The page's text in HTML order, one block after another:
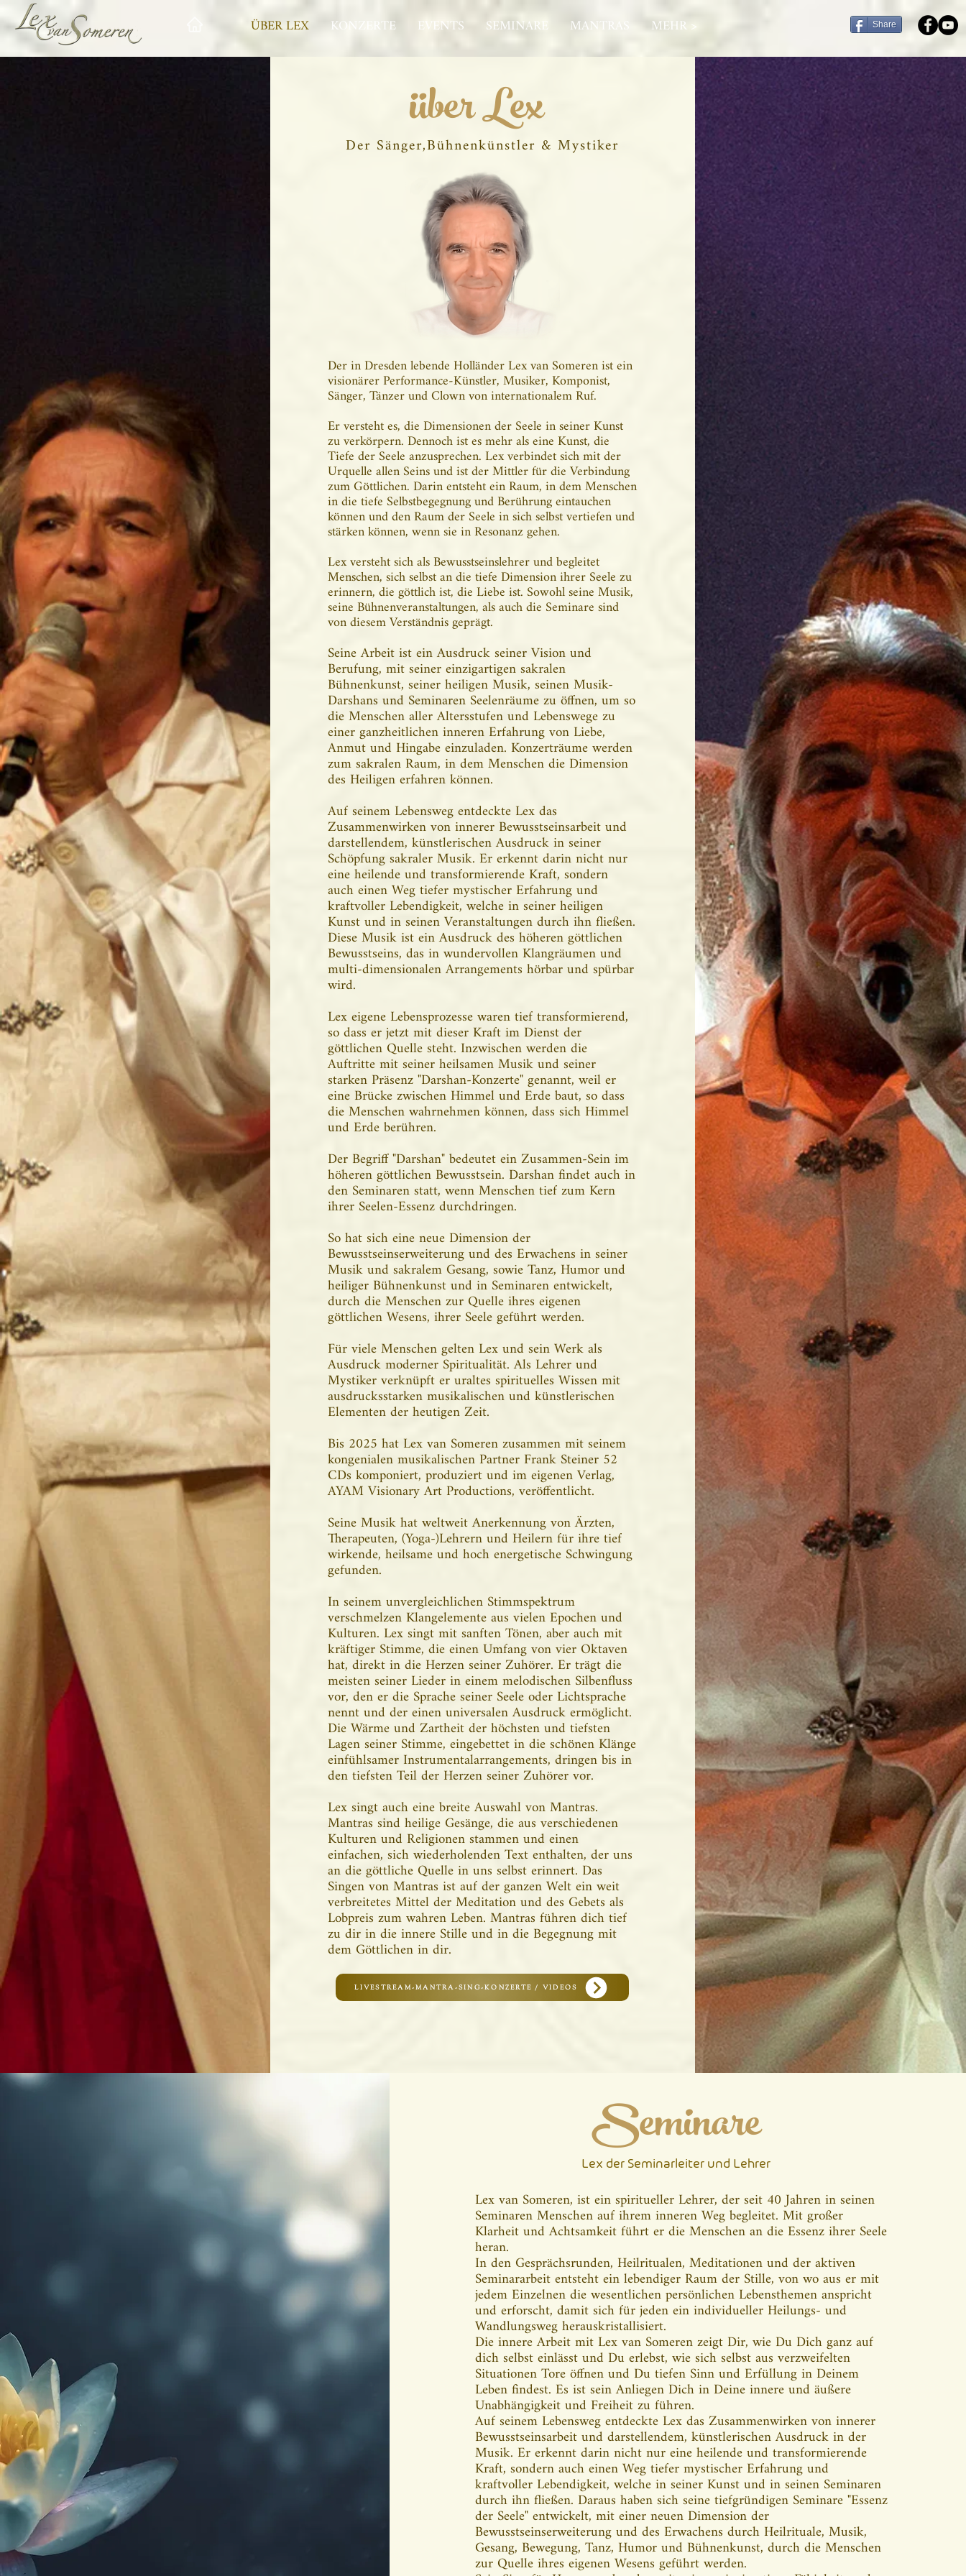
ÜBER LEX KONZERTE EVENTS SEMINARE MANTRAS MEHR > Share
über Lex
Der Sänger,Bühnenkünstler & Mystiker
Der in Dresden lebende Holländer Lex van Someren ist ein
visionärer Performance-Künstler, Musiker, Komponist,
Sänger, Tänzer und Clown von internationalem Ruf.
Er versteht es, die Dimensionen der Seele in seiner Kunst
zu verkörpern. Dennoch ist es mehr als eine Kunst, die
Tiefe der Seele anzusprechen. Lex verbindet sich mit der
Urquelle allen Seins und ist der Mittler für die Verbindung
zum Göttlichen. Darin entsteht ein Raum, in dem Menschen
in die tiefe Selbstbegegnung und Berührung eintauchen
können und den Raum der Seele in sich selbst vertiefen und
stärken können, wenn sie in Resonanz gehen.
Lex versteht sich als Bewusstseinslehrer und begleitet
Menschen, sich selbst an die tiefe Dimension ihrer Seele zu
erinnern, die göttlich ist, die Liebe ist. Sowohl seine Musik,
seine Bühnenveranstaltungen, als auch die Seminare sind
von diesem Verständnis geprägt.
Seine Arbeit ist ein Ausdruck seiner Vision und
Berufung, mit seiner einzigartigen sakralen
Bühnenkunst, seiner heiligen Musik, seinen Musik-
Darshans und Seminaren Seelenräume zu öffnen, um so
die Menschen aller Altersstufen und Lebenswege zu
einer ganzheitlichen inneren Erfahrung von Liebe,
Anmut und Hingabe einzuladen. Konzerträume werden
zum sakralen Raum, in dem Menschen die Dimension
des Heiligen erfahren können.
Auf seinem Lebensweg entdeckte Lex das
Zusammenwirken von innerer Bewusstseinsarbeit und
darstellendem, künstlerischen Ausdruck in seiner
Schöpfung sakraler Musik. Er erkennt darin nicht nur
eine heilende und transformierende Kraft, sondern
auch einen Weg tiefer mystischer Erfahrung und
kraftvoller Lebendigkeit, welche in seiner heiligen
Kunst und in seinen Veranstaltungen durch ihn fließen.
Diese Musik ist ein Ausdruck des höheren göttlichen
Bewusstseins, das in wundervollen Klangräumen und
multi-dimensionalen Arrangements hörbar und spürbar
wird.
Lex eigene Lebensprozesse waren tief transformierend,
so dass er jetzt mit dieser Kraft im Dienst der
göttlichen Quelle steht. Inzwischen werden die
Auftritte mit seiner heilsamen Musik und seiner
starken Präsenz "Darshan-Konzerte" genannt, weil er
eine Brücke zwischen Himmel und Erde baut, so dass
die Menschen wahrnehmen können, dass sich Himmel
und Erde berühren.
Der Begriff "Darshan" bedeutet ein Zusammen-Sein im
höheren göttlichen Bewusstsein. Darshan findet auch in
den Seminaren statt, wenn Menschen tief zum Kern
ihrer Seelen-Essenz durchdringen.
So hat sich eine neue Dimension der
Bewusstseinserweiterung und des Erwachens in seiner
Musik und sakralem Gesang, sowie Tanz, Humor und
heiliger Bühnenkunst und in Seminaren entwickelt,
durch die Menschen zur Quelle ihres eigenen
göttlichen Wesens, ihrer Seele geführt werden.
Für viele Menschen gelten Lex und sein Werk als
Ausdruck moderner Spiritualität. Als Lehrer und
Mystiker verknüpft er uraltes spirituelles Wissen mit
ausdrucksstarken musikalischen und künstlerischen
Elementen der heutigen Zeit.
Bis 2025 hat Lex van Someren zusammen mit seinem
kongenialen musikalischen Partner Frank Steiner 52
CDs komponiert, produziert und im eigenen Verlag,
AYAM Visionary Art Productions, veröffentlicht.
Seine Musik hat weltweit Anerkennung von Ärzten,
Therapeuten, (Yoga-)Lehrern und Heilern für ihre tief
wirkende, heilsame und hoch energetische Schwingung
gefunden.
In seinem unvergleichlichen Stimmspektrum
verschmelzen Klangelemente aus vielen Epochen und
Kulturen. Lex singt mit sanften Tönen, aber auch mit
kräftiger Stimme, die einen Umfang von vier Oktaven
hat, direkt in die Herzen seiner Zuhörer. Er trägt die
meisten seiner Lieder in einem melodischen Silbenfluss
vor, den er die Sprache seiner Seele oder Lichtsprache
nennt und der einen universalen Ausdruck ermöglicht.
Die Wärme und Zartheit der höchsten und tiefsten
Lagen seiner Stimme, eingebettet in die schönen Klänge
einfühlsamer Instrumentalarrangements, dringen bis in
den tiefsten Teil der Herzen seiner Zuhörer vor.
Lex singt auch eine breite Auswahl von Mantras.
Mantras sind heilige Gesänge, die aus verschiedenen
Kulturen und Religionen stammen und einen
einfachen, sich wiederholenden Text enthalten, der uns
an die göttliche Quelle in uns selbst erinnert. Das
Singen von Mantras ist auf der ganzen Welt ein weit
verbreitetes Mittel der Meditation und des Gebets als
Lobpreis zum wahren Leben. Mantras führen dich tief
zu dir in die innere Stille und in die Begegnung mit
dem Göttlichen in dir.
LIVESTREAM-MANTRA-SING-KONZERTE / VIDEOS
Seminare
Lex der Seminarleiter und Lehrer
Lex van Someren, ist ein spiritueller Lehrer, der seit 40 Jahren in seinen
Seminaren Menschen auf ihrem inneren Weg begleitet. Mit großer
Klarheit und Achtsamkeit führt er die Menschen an die Essenz ihrer Seele
heran.
In den Gesprächsrunden, Heilritualen, Meditationen und der aktiven
Seminararbeit entsteht ein lebendiger Raum der Stille, von wo aus er mit
jedem Einzelnen die wesentlichen persönlichen Lebensthemen anspricht
und erforscht, damit sich für jeden ein individueller Heilungs- und
Wandlungsweg herauskristallisiert.
Die innere Arbeit mit Lex van Someren zeigt Dir, wie Du Dich ganz auf
dich selbst einlässt und Du erlebst, wie sich selbst aus verzweifelten
Situationen Tore öffnen und Du tiefen Sinn und Erfüllung in Deinem
Leben findest. Es ist sein Anliegen Dich in Deine innere und äußere
Unabhängigkeit und Freiheit zu führen.
Auf seinem Lebensweg entdeckte Lex das Zusammenwirken von innerer
Bewusstseinsarbeit und darstellendem, künstlerischen Ausdruck in der
Musik. Er erkennt darin nicht nur eine heilende und transformierende
Kraft, sondern auch einen Weg tiefer mystischer Erfahrung und
kraftvoller Lebendigkeit, welche in seiner Kunst und in seinen Seminaren
durch ihn fließen. Daraus haben sich seine tiefgründigen Seminare "Essenz
der Seele" entwickelt, mit einer neuen Dimension der
Bewusstseinserweiterung und des Erwachens durch Heilrituale, Musik,
Gesang, Bewegung, Tanz, Humor und Bühnenkunst, durch die Menschen
zur Quelle ihres eigenen Wesens geführt werden.